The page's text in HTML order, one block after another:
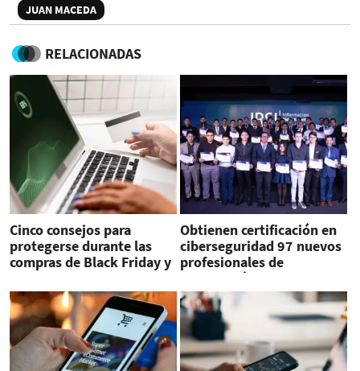
JUAN MACEDA
RELACIONADAS
Cinco consejos para
protegerse durante las
compras de Black Friday y
Obtienen certificación en
ciberseguridad 97 nuevos
profesionales de
Latinoamérica